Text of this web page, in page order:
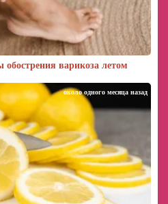
варикоза летом
около одного месяца назад